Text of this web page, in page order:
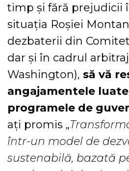
timp și fără prejudicii
situația Roșiei
dezbaterii din
dar și în cadrul
Washington), să vă
angajamentele
programele de
ați promis „
într-un model de
sustenabilă, bazată